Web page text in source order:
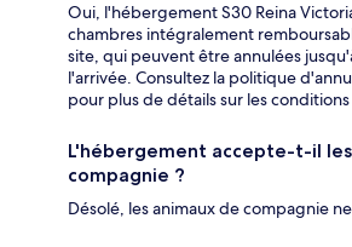
Oui, l'hébergement S30 Reina
chambres intégralement
site, qui peuvent être annulées
l'arrivée. Consultez la politique
pour plus de détails sur les
L'hébergement accepte-t-il
compagnie ?
Désolé, les animaux de compagnie